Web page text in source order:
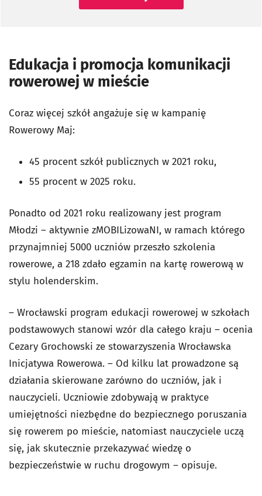
Edukacja i promocja komunikacji
rowerowej w mieście
Coraz więcej szkół angażuje się w kampanię
Rowerowy Maj:
45 procent szkół publicznych w 2021 roku,
55 procent w 2025 roku.
Ponadto od 2021 roku realizowany jest program
Młodzi – aktywnie zMOBILizowaNI, w ramach którego
przynajmniej 5000 uczniów przeszło szkolenia
rowerowe, a 218 zdało egzamin na kartę rowerową w
stylu holenderskim.
– Wrocławski program edukacji rowerowej w szkołach
podstawowych stanowi wzór dla całego kraju – ocenia
Cezary Grochowski ze stowarzyszenia Wrocławska
Inicjatywa Rowerowa. – Od kilku lat prowadzone są
działania skierowane zarówno do uczniów, jak i
nauczycieli. Uczniowie zdobywają w praktyce
umiejętności niezbędne do bezpiecznego poruszania
się rowerem po mieście, natomiast nauczyciele uczą
się, jak skutecznie przekazywać wiedzę o
bezpieczeństwie w ruchu drogowym – opisuje.